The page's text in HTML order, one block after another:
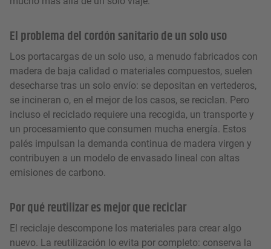
El problema del cordón sanitario de un solo uso
Los portacargas de un solo uso, a menudo fabricados con
madera de baja calidad o materiales compuestos, suelen
desecharse tras un solo envío: se depositan en vertederos,
se incineran o, en el mejor de los casos, se reciclan. Pero
incluso el reciclado requiere una recogida, un transporte y
un procesamiento que consumen mucha energía. Estos
palés impulsan la demanda continua de madera virgen y
contribuyen a un modelo de envasado lineal con altas
emisiones de carbono.
Por qué reutilizar es mejor que reciclar
El reciclaje descompone los materiales para crear algo
nuevo. La reutilización lo evita por completo: conserva la